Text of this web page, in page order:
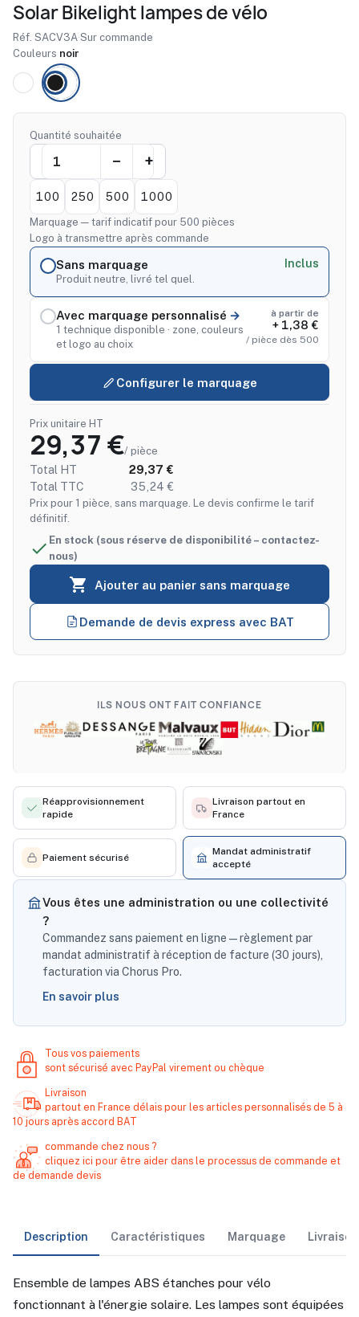
Solar Bikelight lampes de vélo
Réf. SACV3A·Sur commande
Couleurs noir
Quantité souhaitée
100 250 500 1000
Marquage — tarif indicatif pour 500 pièces
Logo à transmettre après commande
Sans marquage
Produit neutre, livré tel quel.
Inclus
Avec marquage personnalisé
1 technique disponible · zone, couleurs
et logo au choix
à partir de
+ 1,38 €
/ pièce dès 500
Configurer le marquage
 Ajouter au panier sans marquage
 En stock (sous réserve de disponibilité – contactez-
nous)
Prix unitaire HT
29,37 €/ pièce
Total HT
29,37 €
Total TTC
35,24 €
Prix pour 1 pièce, sans marquage. Le devis confirme le tarif
définitif.
Demande de devis express avec BAT
ILS NOUS ONT FAIT CONFIANCE
Réapprovisionnement
rapide
Livraison partout en
France
Paiement sécurisé
Mandat administratif
accepté
Vous êtes une administration ou une collectivité
?
Commandez sans paiement en ligne — règlement par
mandat administratif à réception de facture (30 jours),
facturation via Chorus Pro.
En savoir plus
Tous vos paiements
sont sécurisé avec PayPal virement ou chèque
Livraison
partout en France délais pour les articles personnalisés de 5 à
10 jours après accord BAT
commande chez nous ?
cliquez ici pour être aider dans le processus de commande et
de demande devis
Description Caractéristiques Marquage
Ensemble de lampes ABS étanches pour vélo
fonctionnant à l'énergie solaire. Les lampes sont équipées